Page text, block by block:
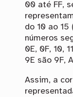
00 até FF,
do 10 ao
números
0E, 0F, 10,
9E são 9F,
Assim, a